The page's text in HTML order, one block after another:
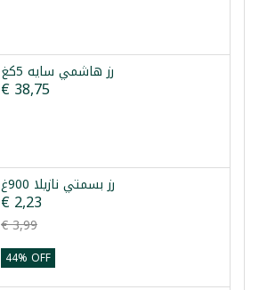
رز هاشمي سايه 5كغ
€ 38,75
رز بسمتي نازيلا 900غ
€ 2,23
€ 3,99
44% OFF